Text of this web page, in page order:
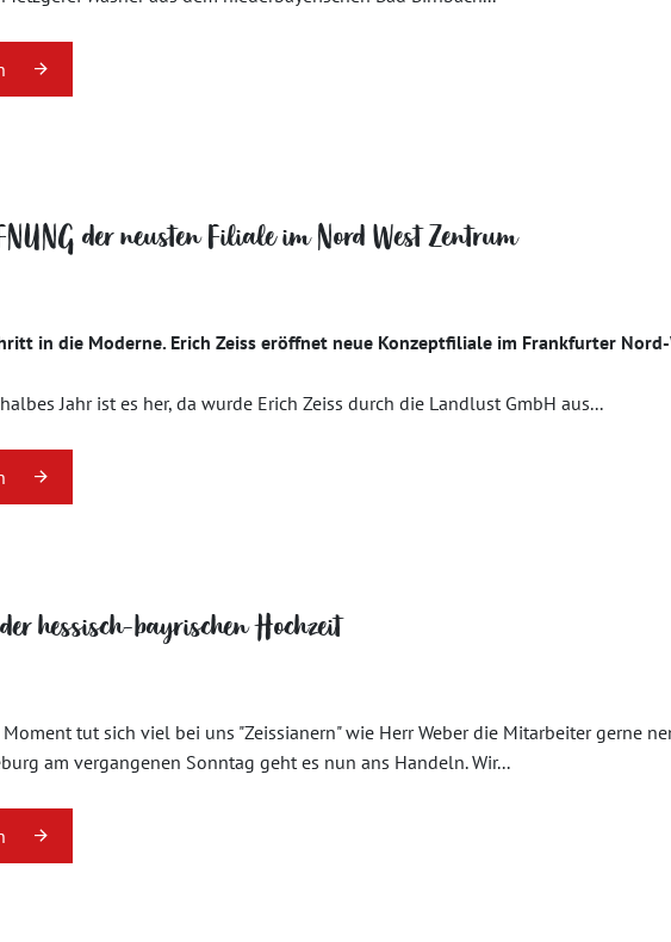
der neusten Filiale im Nord West Zentrum
in die Moderne. Erich Zeiss eröffnet neue Konzeptfiliale im Frankfurter
Jahr ist es her, da wurde Erich Zeiss durch die Landlust GmbH aus...
hessisch-bayrischen Hochzeit
tut sich viel bei uns "Zeissianern" wie Herr Weber die Mitarbeiter gerne
am vergangenen Sonntag geht es nun ans Handeln. Wir...